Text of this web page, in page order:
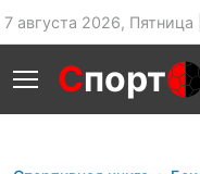
7 августа 2026,
Спорт